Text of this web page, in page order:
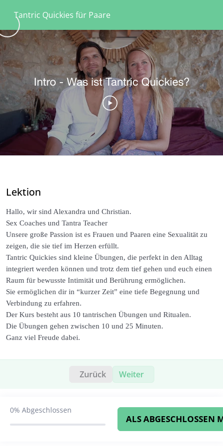
Einleitung 0/2
Über Tantric Quickies 02:22
Was ist Tantra? 06:03
Eye-Gazing
Yab-Yum-Sitz 0/2
Hodenmassage
Yoni Cuppen / Lingam Cuppen 0/2
Yoni Worshipping / Lingam Worshipping 0/2
Couple Meditation
Touching for your own pleasure
Finding the Meeting Point
Tantric Quickies für Paare
Lektion
Hallo, wir sind Alexandra und Christian.
Sex Coaches und Tantra Teacher
Unsere große Passion ist es Frauen und Paaren eine Sexualität zu
zeigen, die sie tief im Herzen erfüllt.
Tantric Quickies sind kleine Übungen, die perfekt in den Alltag
integriert werden können und trotz dem tief gehen und euch einen
Raum für bewusste Intimität und Berührung ermöglichen.
Sie ermöglichen dir in “kurzer Zeit” eine tiefe Begegnung und
Verbindung zu erfahren.
Der Kurs besteht aus 10 tantrischen Übungen und Ritualen.
Die Übungen gehen zwischen 10 und 25 Minuten.
Ganz viel Freude dabei.
Zurück Weiter
0% Abgeschlossen
ALS ABGESCHLOSSEN